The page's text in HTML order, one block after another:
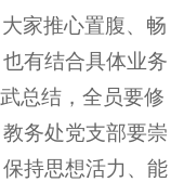
家推心置腹、畅
有结合具体业务
总结，全员要修
务处党支部要崇
持思想活力、能